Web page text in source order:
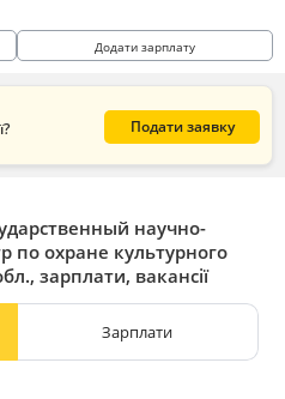
Додати зарплату
Подати заявку
научно-
по охране культурного
зарплати, вакансії
Зарплати